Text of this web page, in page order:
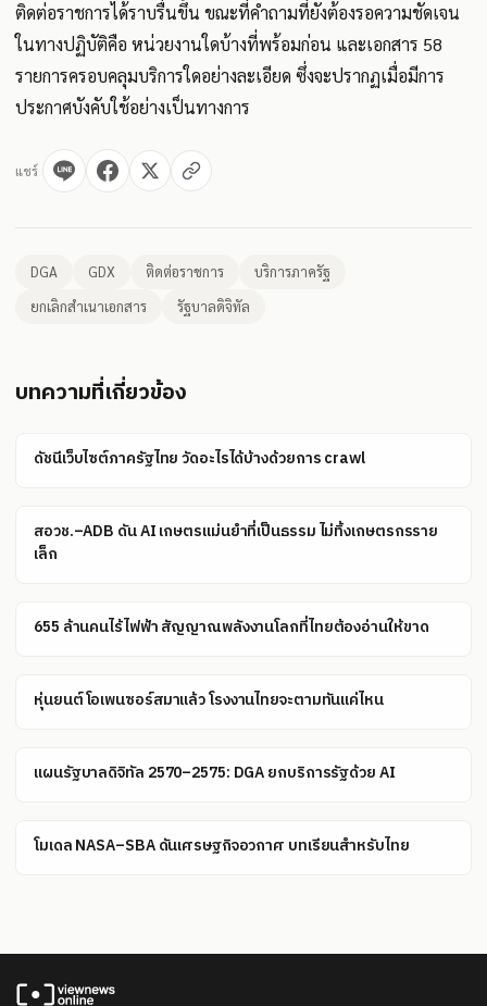
ติดต่อราชการได้ราบรื่นขึ้น ขณะที่คำถามที่ยังต้องรอความชัดเจน
ในทางปฏิบัติคือ หน่วยงานใดบ้างที่พร้อมก่อน และเอกสาร 58
รายการครอบคลุมบริการใดอย่างละเอียด ซึ่งจะปรากฏเมื่อมีการ
ประกาศบังคับใช้อย่างเป็นทางการ
แชร์
DGA GDX ติดต่อราชการ
บริการภาครัฐ
ยกเลิกสำเนาเอกสาร
รัฐบาลดิจิทัล
บทความที่เกี่ยวข้อง
ดัชนีเว็บไซต์ภาครัฐไทย วัดอะไรได้บ้างด้วยการ crawl
สอวช.–ADB ดัน AI เกษตรแม่นยำที่เป็นธรรม ไม่ทิ้งเกษตรกรราย
เล็ก
655 ล้านคนไร้ไฟฟ้า สัญญาณพลังงานโลกที่ไทยต้องอ่านให้ขาด
หุ่นยนต์โอเพนซอร์สมาแล้ว โรงงานไทยจะตามทันแค่ไหน
แผนรัฐบาลดิจิทัล 2570–2575: DGA ยกบริการรัฐด้วย AI
โมเดล NASA–SBA ดันเศรษฐกิจอวกาศ บทเรียนสำหรับไทย